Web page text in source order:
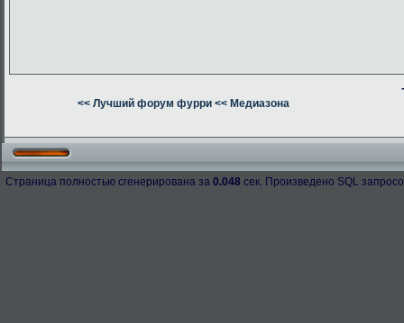
<< Лучший форум фурри << Медиазона
Страница полностью сгенерирована за 0.048 сек. Произведено SQL